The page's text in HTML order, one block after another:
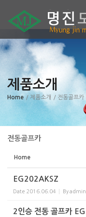
제품소개
Home / 제품소개 / 전동골프카
전동골프카
Home
EG202AKSZ
Date 2016.06.04 Byadmin
2인승 전동 골프카